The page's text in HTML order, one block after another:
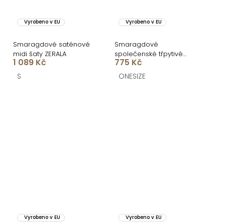
Vyrobeno v EU
Smaragdové saténové
midi šaty ZERALA
1 089 Kč
S
Vyrobeno v EU
Smaragdové
společenské třpytivé
šaty KEVOLA s rozparkem
775 Kč
ONESIZE
Vyrobeno v EU Vyrobeno v EU